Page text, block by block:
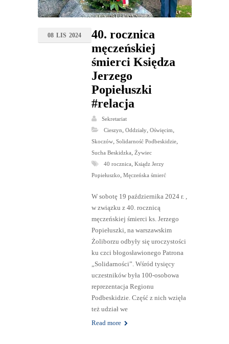
08 LIS 2024
40. rocznica
męczeńskiej
śmierci Księdza
Jerzego
Popiełuszki
#relacja
Sekretariat
Cieszyn Oddziały, Oświęcim
Skoczów, Solidarność Podbeskidzie,
Sucha Beskidzka
Żywiec
40 rocznica Ksiądz Jerzy
Popiełuszko Męczeńska śmierć
W sobotę 19 października 2024 r. ,
w związku z 40. rocznicą
męczeńskiej śmierci ks. Jerzego
Popiełuszki, na warszawskim
Żoliborzu odbyły się uroczystości
ku czci błogosławionego Patrona
„Solidarności”. Wśród tysięcy
uczestników była 100-osobowa
reprezentacja Regionu
Podbeskidzie. Część z nich wzięła
też udział we
Read more